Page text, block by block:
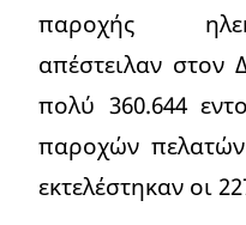
παροχής
απέστειλαν στον
πολύ 360.644
παροχών
εκτελέστηκαν οι